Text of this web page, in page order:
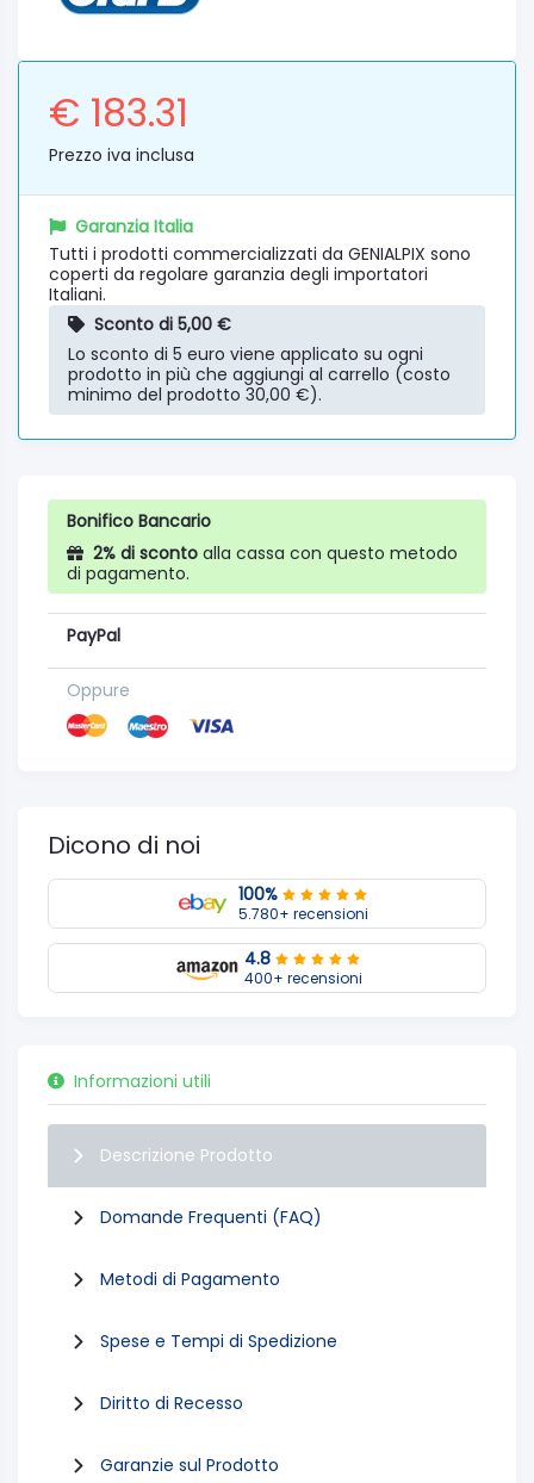
€ 183.31
Prezzo iva inclusa
Garanzia Italia
Tutti i prodotti commercializzati da GENIALPIX sono
coperti da regolare garanzia degli importatori
Italiani.
Sconto di 5,00 €
Lo sconto di 5 euro viene applicato su ogni
prodotto in più che aggiungi al carrello (costo
minimo del prodotto 30,00 €).
Bonifico Bancario
2% di sconto alla cassa con questo metodo
di pagamento.
PayPal
Oppure
Dicono di noi
100%
5.780+ recensioni
4.8
400+ recensioni
Informazioni utili
Descrizione Prodotto
Domande Frequenti (FAQ)
Metodi di Pagamento
Spese e Tempi di Spedizione
Diritto di Recesso
Garanzie sul Prodotto